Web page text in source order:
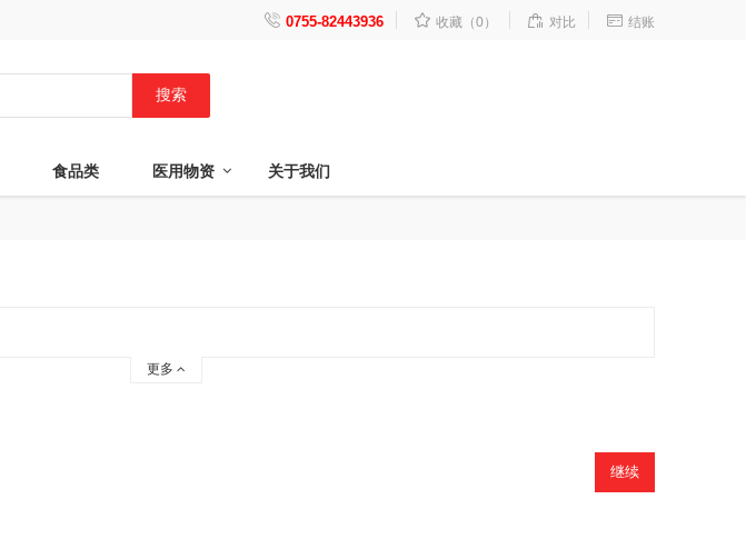
 0755-82443936  收藏（0）  对比  结账
搜索
食品类 医用物资 关于我们
更多
继续